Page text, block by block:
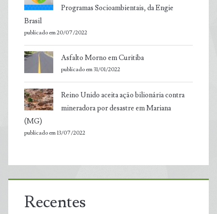
Programas Socioambientais, da Engie
Brasil
publicado em 20/07/2022
Asfalto Morno em Curitiba
publicado em 31/01/2022
Reino Unido aceita ação bilionária contra
mineradora por desastre em Mariana
(MG)
publicado em 13/07/2022
Recentes